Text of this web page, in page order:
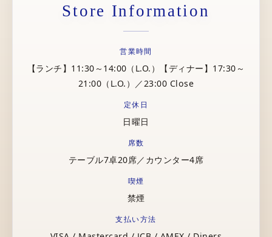
Store Information
営業時間
【ランチ】11:30～14:00（L.O.）【ディナー】17:30～
21:00（L.O.）／23:00 Close
定休日
日曜日
席数
テーブル7卓20席／カウンター4席
喫煙
禁煙
支払い方法